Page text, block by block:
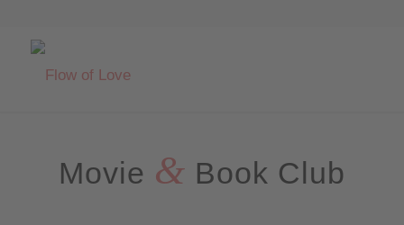
Movie & Book Club